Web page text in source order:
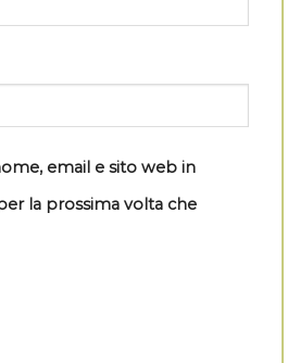
email e sito web in
la prossima volta che